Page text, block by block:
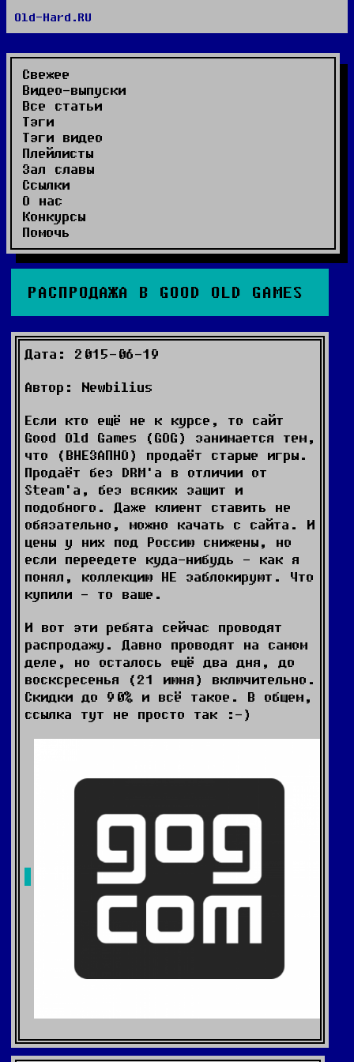
Old-Hard.RU
RSS комментариев
Видео-выпуски
Свежее
Видео-выпуски
Все статьи
Тэги
Тэги видео
Плейлисты
Зал славы
Ссылки
О нас
Конкурсы
Помочь
РАСПРОДАЖА В GOOD OLD GAMES
Дата: 2015-06-19
Автор: Newbilius
Если кто ещё не к курсе, то сайт
Good Old Games (GOG) занимается тем,
что (ВНЕЗАПНО) продаёт старые игры.
Продаёт без DRM'а в отличии от
Steam'а, без всяких защит и
подобного. Даже клиент ставить не
обязательно, можно качать с сайта. И
цены у них под Россию снижены, но
если переедете куда-нибудь - как я
понял, коллекцию НЕ заблокируют. Что
купили - то ваше.
И вот эти ребята сейчас проводят
распродажу. Давно проводят на самом
деле, но осталось ещё два дня, до
восксресенья (21 июня) включительно.
Скидки до 90% и всё такое. В общем,
ссылка тут не просто так :-)